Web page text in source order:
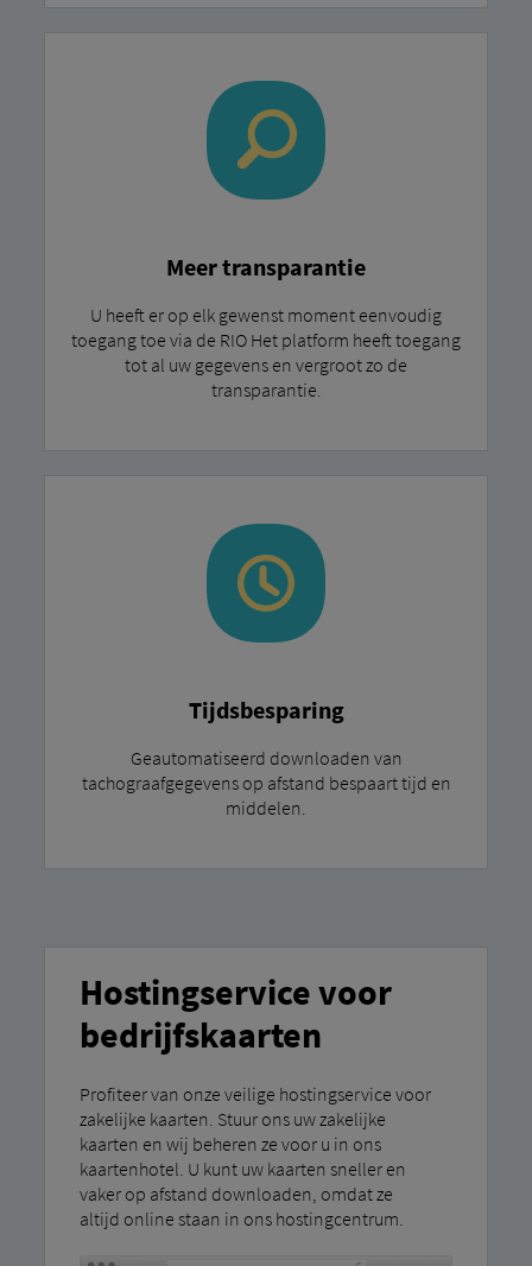
Meer transparantie
U heeft er op elk gewenst moment eenvoudig
toegang toe via de RIO Het platform heeft toegang
tot al uw gegevens en vergroot zo de
transparantie.
Tijdsbesparing
Geautomatiseerd downloaden van
tachograafgegevens op afstand bespaart tijd en
middelen.
Hostingservice voor
bedrijfskaarten
Profiteer van onze veilige hostingservice voor
zakelijke kaarten. Stuur ons uw zakelijke
kaarten en wij beheren ze voor u in ons
kaartenhotel. U kunt uw kaarten sneller en
vaker op afstand downloaden, omdat ze
altijd online staan ​​in ons hostingcentrum.